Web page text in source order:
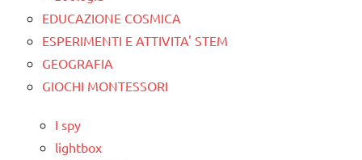
EDUCAZIONE COSMICA
ESPERIMENTI E ATTIVITA' STEM
GEOGRAFIA
GIOCHI MONTESSORI
I spy
lightbox